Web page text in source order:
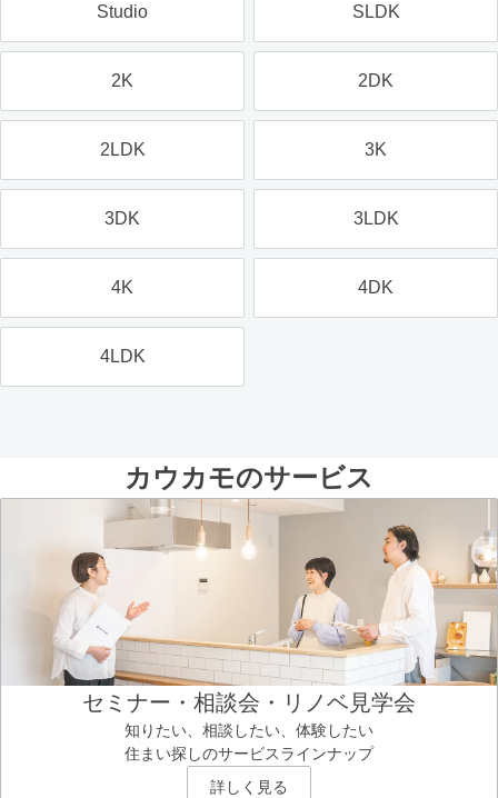
Studio SLDK
2K 2DK
2LDK 3K
3DK 3LDK
4K 4DK
4LDK
カウカモのサービス
セミナー・相談会・リノベ見学会
知りたい、相談したい、体験したい
住まい探しのサービスラインナップ
詳しく見る